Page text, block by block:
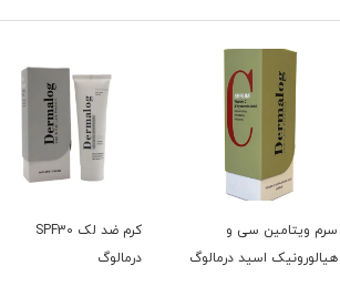
سرم ویتامین سی و
هیالورونیک اسید درمالوگ
کرم ضد لک SPF30
درمالوگ